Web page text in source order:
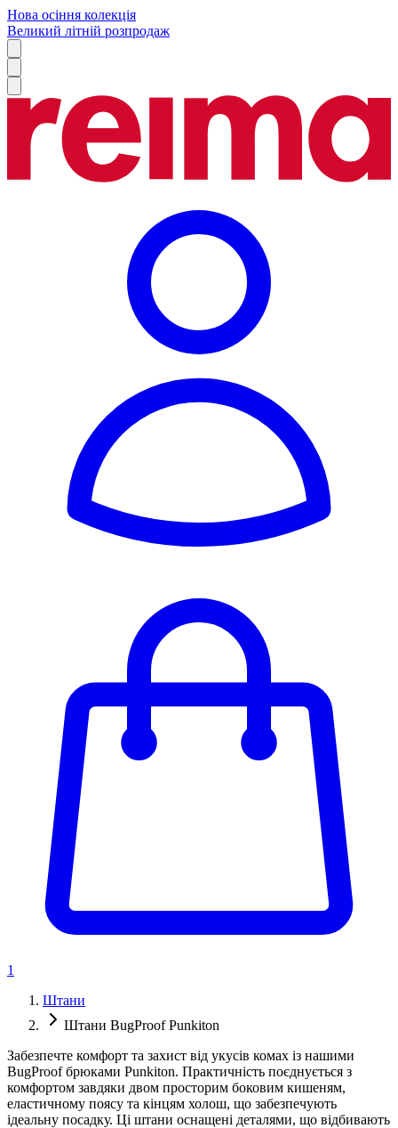
Нова осіння колекція
Великий літній розпродаж
1
Штани
Штани BugProof Punkiton
Забезпечте комфорт та захист від укусів комах із нашими
BugProof брюками Punkiton. Практичність поєднується з
комфортом завдяки двом просторим боковим кишеням,
еластичному поясу та кінцям холош, що забезпечують
ідеальну посадку. Ці штани оснащені деталями, що відбивають